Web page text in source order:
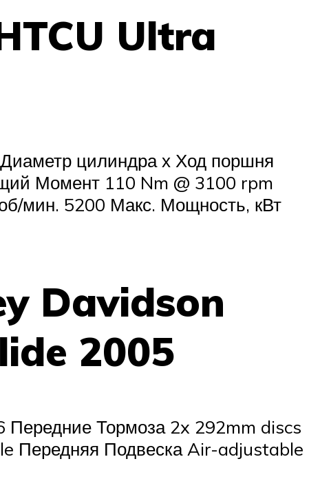
Ultra
цилиндра х Ход поршня
Момент 110 Nm @ 3100 rpm
мин. 5200 Макс. Мощность, кВт
Davidson
2005
Тормоза 2x 292mm discs
Передняя Подвеска Air-adjustable